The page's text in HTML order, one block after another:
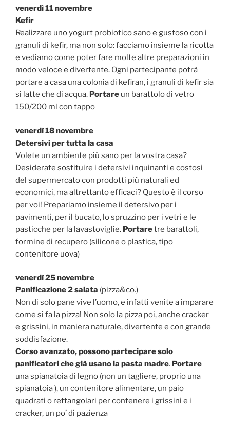
venerdì 11 novembre
Kefir
Realizzare uno yogurt probiotico sano e gustoso con i
granuli di kefir, ma non solo: facciamo insieme la ricotta
e vediamo come poter fare molte altre preparazioni in
modo veloce e divertente. Ogni partecipante potrà
portare a casa una colonia di kefiran, i granuli di kefir sia
si latte che di acqua. Portare un barattolo di vetro
150/200 ml con tappo
venerdì 18 novembre
Detersivi per tutta la casa
Volete un ambiente più sano per la vostra casa?
Desiderate sostituire i detersivi inquinanti e costosi
del supermercato con prodotti più naturali ed
economici, ma altrettanto efficaci? Questo è il corso
per voi! Prepariamo insieme il detersivo per i
pavimenti, per il bucato, lo spruzzino per i vetri e le
pasticche per la lavastoviglie. Portaretre barattoli,
formine di recupero (silicone o plastica, tipo
contenitore uova)
venerdì 25 novembre
Panificazione 2 salata (pizza&co.)
Non di solo pane vive l’uomo, e infatti venite a imparare
come si fa la pizza! Non solo la pizza poi, anche cracker
e grissini, in maniera naturale, divertente e con grande
soddisfazione.
Corso avanzato, possono partecipare solo
panificatori che già usano la pasta madre. Portare
una spianatoia di legno (non un tagliere, proprio una
spianatoia ), un contenitore alimentare, un paio
quadrati o rettangolari per contenere i grissini e i
cracker, un po’ di pazienza